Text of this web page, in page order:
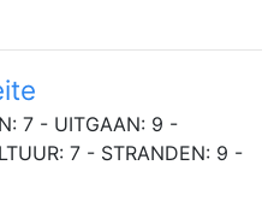
7 - UITGAAN: 9 -
7 - STRANDEN: 9 -